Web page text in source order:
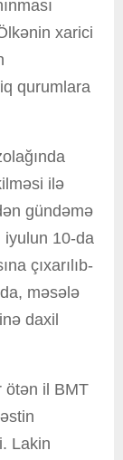
xarici
qurumlara
ilə
gündəmə
10-da
çıxarılıb-
məsələ
daxil
ötən il BMT
Lakin